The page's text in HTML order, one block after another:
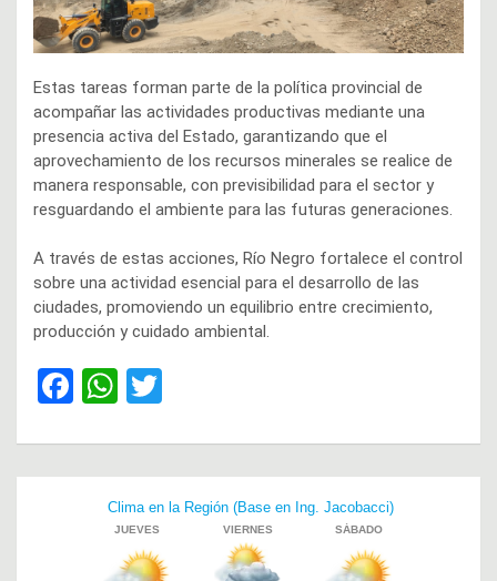
Estas tareas forman parte de la política provincial de
acompañar las actividades productivas mediante una
presencia activa del Estado, garantizando que el
aprovechamiento de los recursos minerales se realice de
manera responsable, con previsibilidad para el sector y
resguardando el ambiente para las futuras generaciones.
A través de estas acciones, Río Negro fortalece el control
sobre una actividad esencial para el desarrollo de las
ciudades, promoviendo un equilibrio entre crecimiento,
producción y cuidado ambiental.
F
ce
W
at
s
A
p
tt
er
Navegación
entradas